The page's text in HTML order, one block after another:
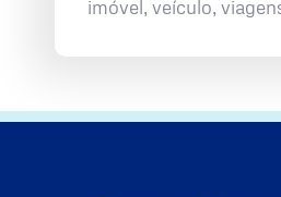
imóvel, veículo,